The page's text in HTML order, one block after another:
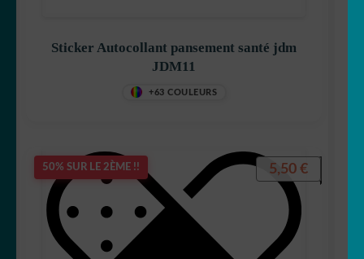
Sticker Autocollant pansement santé jdm
JDM11
+63 COULEURS
50% SUR LE 2ÈME !! 5,50 €